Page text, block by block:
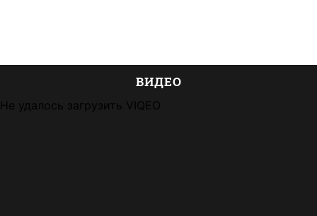
ВИДЕО
Не удалось загрузить VIQEO